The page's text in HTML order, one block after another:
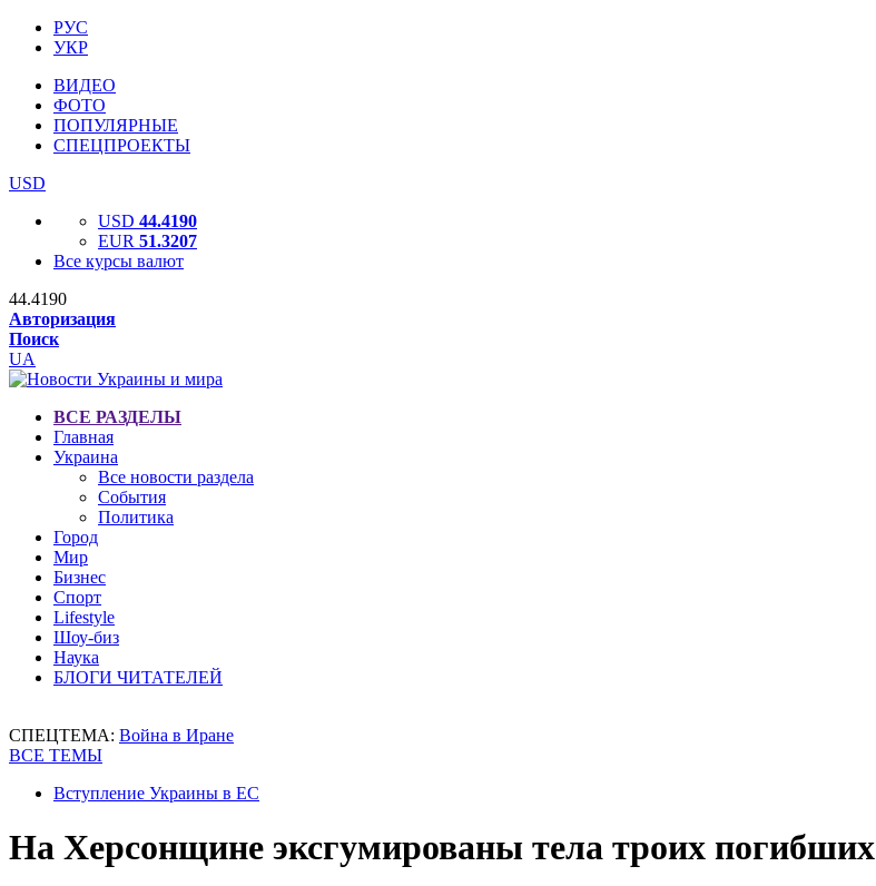
РУС
УКР
ВИДЕО
ФОТО
ПОПУЛЯРНЫЕ
СПЕЦПРОЕКТЫ
USD
USD 44.4190
EUR 51.3207
Все курсы валют
44.4190
Авторизация
Поиск
UA
ВСЕ РАЗДЕЛЫ
Главная
Украина
Все новости раздела
События
Политика
Город
Мир
Бизнес
Спорт
Lifestyle
Шоу-биз
Наука
БЛОГИ ЧИТАТЕЛЕЙ
СПЕЦТЕМА: Война в Иране
ВСЕ ТЕМЫ
Вступление Украины в ЕС
На Херсонщине эксгумированы тела троих погибших